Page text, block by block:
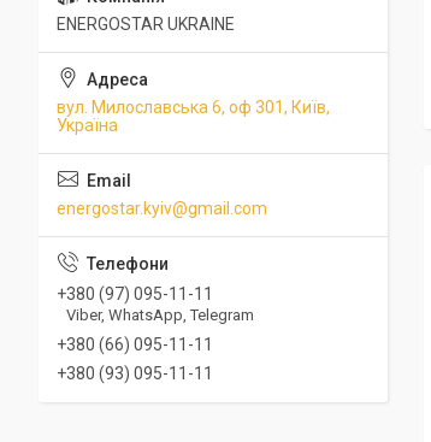
ENERGOSTAR UKRAINE
вул. Милославська 6, оф 301, Київ,
Україна
energostar.kyiv@gmail.com
+380 (97) 095-11-11
Viber, WhatsApp, Telegram
+380 (66) 095-11-11
+380 (93) 095-11-11